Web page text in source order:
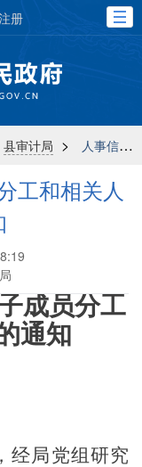
册
县审计局 > 人事信息
工和相关人
成员分工
通知
经局党组研究